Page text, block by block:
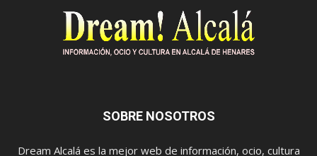
SOBRE NOSOTROS
Dream Alcalá es la mejor web de información, ocio, cultura